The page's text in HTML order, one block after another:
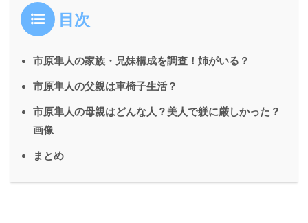
目次
市原隼人の家族・兄妹構成を調査！姉がいる？
市原隼人の父親は車椅子生活？
市原隼人の母親はどんな人？美人で躾に厳しかった？
画像
まとめ